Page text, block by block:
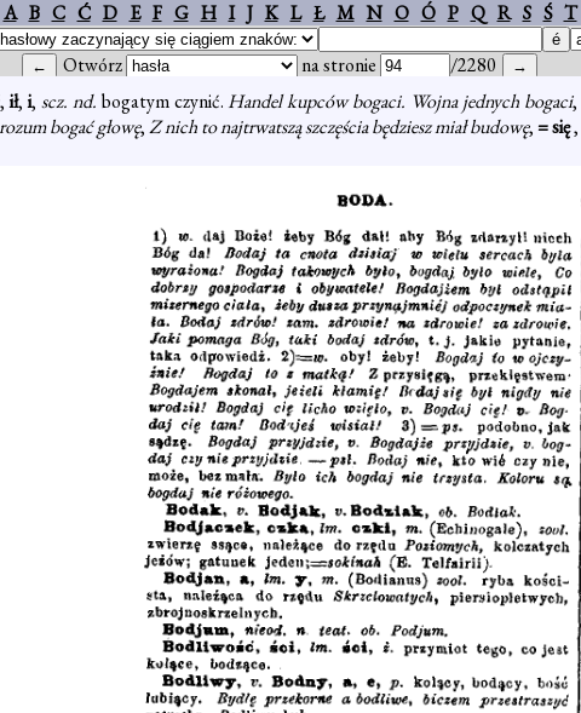
A B C Ć D E F G H I J K L Ł M N O Ó P Q R S Ś T
Otwórz na stronie /2280
,ił,i, scz. nd. bogatym czynić. Handel kupców bogaci. Wojna jednych bogaci,
bogać głowę,Z nich to najtrwatszą szczęścia będziesz miał budowę,= się,